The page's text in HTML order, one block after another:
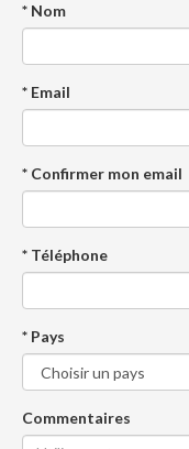
* Nom
* Email
* Confirmer mon email
* Téléphone
* Pays
Commentaires